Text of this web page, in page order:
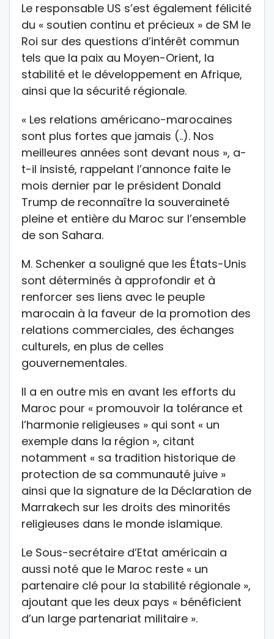
Le responsable US s’est également félicité
du « soutien continu et précieux » de SM le
Roi sur des questions d’intérêt commun
tels que la paix au Moyen-Orient, la
stabilité et le développement en Afrique,
ainsi que la sécurité régionale.
« Les relations américano-marocaines
sont plus fortes que jamais (..). Nos
meilleures années sont devant nous », a-
t-il insisté, rappelant l’annonce faite le
mois dernier par le président Donald
Trump de reconnaître la souveraineté
pleine et entière du Maroc sur l’ensemble
de son Sahara.
M. Schenker a souligné que les États-Unis
sont déterminés à approfondir et à
renforcer ses liens avec le peuple
marocain à la faveur de la promotion des
relations commerciales, des échanges
culturels, en plus de celles
gouvernementales.
Il a en outre mis en avant les efforts du
Maroc pour « promouvoir la tolérance et
l’harmonie religieuses » qui sont « un
exemple dans la région », citant
notamment « sa tradition historique de
protection de sa communauté juive »
ainsi que la signature de la Déclaration de
Marrakech sur les droits des minorités
religieuses dans le monde islamique.
Le Sous-secrétaire d’Etat américain a
aussi noté que le Maroc reste « un
partenaire clé pour la stabilité régionale »,
ajoutant que les deux pays « bénéficient
d’un large partenariat militaire ».